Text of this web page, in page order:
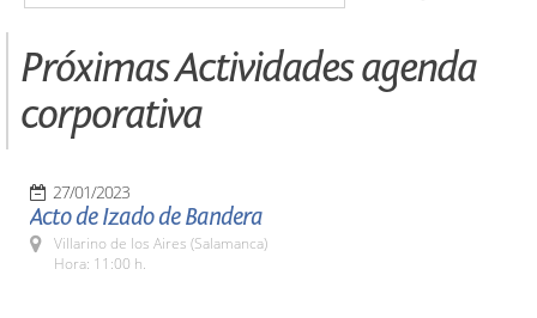
Próximas Actividades agenda
corporativa
27/01/2023
Acto de Izado de Bandera
Villarino de los Aires (Salamanca)
Hora: 11:00 h.